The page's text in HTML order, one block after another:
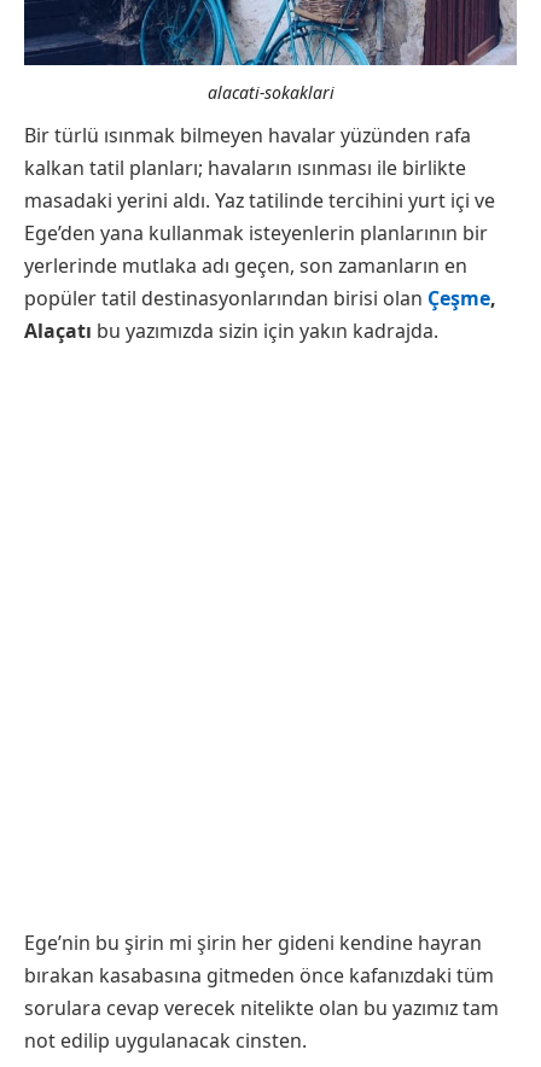
alacati-sokaklari
Bir türlü ısınmak bilmeyen havalar yüzünden rafa
kalkan tatil planları; havaların ısınması ile birlikte
masadaki yerini aldı. Yaz tatilinde tercihini yurt içi ve
Ege’den yana kullanmak isteyenlerin planlarının bir
yerlerinde mutlaka adı geçen, son zamanların en
popüler tatil destinasyonlarından birisi olan Çeşme,
Alaçatı bu yazımızda sizin için yakın kadrajda.
Ege’nin bu şirin mi şirin her gideni kendine hayran
bırakan kasabasına gitmeden önce kafanızdaki tüm
sorulara cevap verecek nitelikte olan bu yazımız tam
not edilip uygulanacak cinsten.